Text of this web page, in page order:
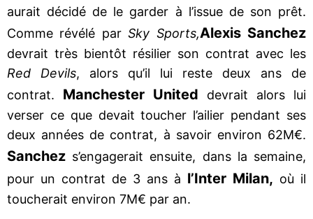
aurait décidé de le garder à l’issue de son prêt.
Comme révélé parSky Sports,Alexis Sanchez
devrait très bientôt résilier son contrat avec les
Red Devils, alors qu’il lui reste deux ans de
contrat. Manchester United devrait alors lui
verser ce que devait toucher l’ailier pendant ses
deux années de contrat, à savoir environ 62M€.
Sanchez s’engagerait ensuite, dans la semaine,
pour un contrat de 3 ans à l’Inter Milan, où il
toucherait environ 7M€ par an.